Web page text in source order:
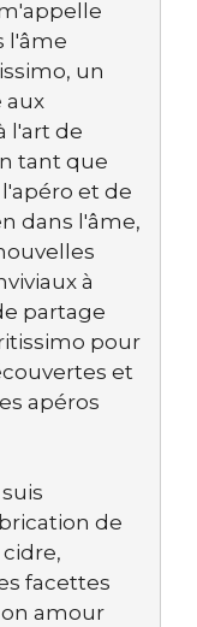
l'âme
un
aux
l'art de
tant que
et de
dans l'âme,
à
partage
pour
et
apéros
de
facettes
amour